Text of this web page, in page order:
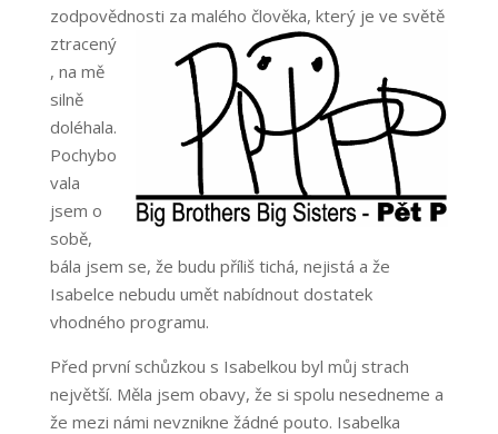
zodpovědnosti za malého člověka, který je ve světě
ztracený
, na mě
silně
doléhala.
Pochybo
vala
jsem o
sobě,
bála jsem se, že budu příliš tichá, nejistá a že
Isabelce nebudu umět nabídnout dostatek
vhodného programu.
Před první schůzkou s Isabelkou byl můj strach
největší. Měla jsem obavy, že si spolu nesedneme a
že mezi námi nevznikne žádné pouto. Isabelka